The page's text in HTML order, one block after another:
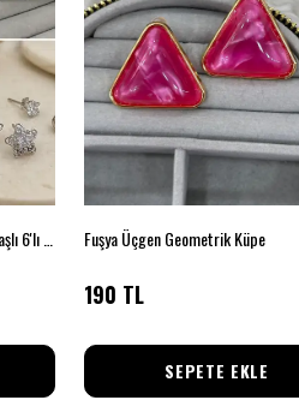
Fuşya Üçgen Geometrik Küpe
190 TL
SEPETE EKLE